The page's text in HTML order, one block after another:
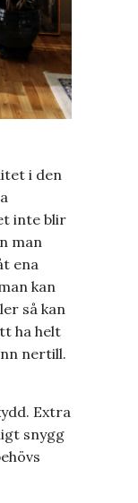
i den
inte blir
man
ena
kan
så kan
ha helt
nertill.
Extra
snygg